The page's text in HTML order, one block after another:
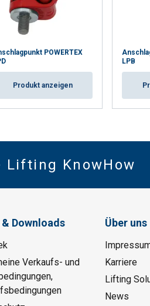
POWERTEX
Produkt anzeigen
LPB
Lifting KnowHow
Downloads
Verkaufs- und
Über uns
Karriere
Lifting
News